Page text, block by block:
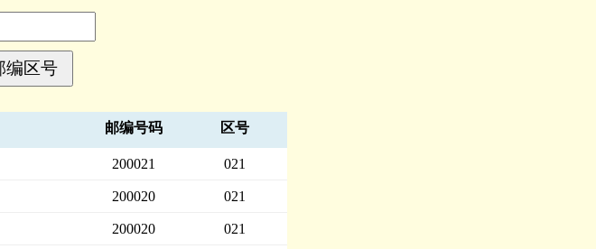
邮编号码 区号
200021 021
200020 021
200020 021